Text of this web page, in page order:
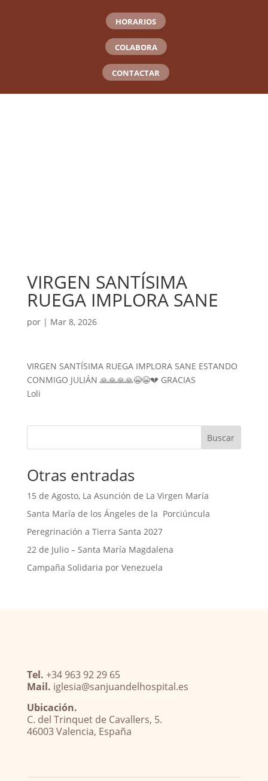
HORARIOS
COLABORA
CONTACTAR
VIRGEN SANTÍSIMA
RUEGA IMPLORA SANE
por | Mar 8, 2026
VIRGEN SANTÍSIMA RUEGA IMPLORA SANE ESTANDO
CONMIGO JULIÁN 🙏🙏🙏🙏😭😭💔 GRACIAS
Loli
Buscar
Otras entradas
15 de Agosto, La Asunción de La Virgen María
Santa María de los Ángeles de la Porciúncula
Peregrinación a Tierra Santa 2027
22 de Julio – Santa María Magdalena
Campaña Solidaria por Venezuela
Tel. +34 963 92 29 65
Mail. iglesia@sanjuandelhospital.es
Ubicación.
C. del Trinquet de Cavallers, 5.
46003 Valencia, España